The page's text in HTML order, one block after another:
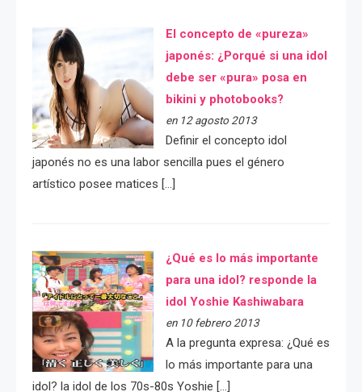
El concepto de «pureza»
japonés: ¿Porqué si una idol
debe ser «pura» posa en
bikini y photobooks?
en 12 agosto 2013
Definir el concepto idol
japonés no es una labor sencilla pues el género
artístico posee matices […]
¿Qué es lo más importante
para una idol? responde la
idol Yoshie Kashiwabara
en 10 febrero 2013
A la pregunta expresa: ¿Qué es
lo más importante para una
idol? la idol de los 70s-80s Yoshie […]